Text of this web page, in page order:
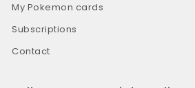
My Pokemon cards
Subscriptions
Contact